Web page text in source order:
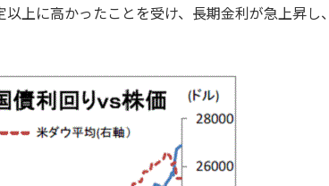
上に高かったことを受け、長期金利が急上昇し、